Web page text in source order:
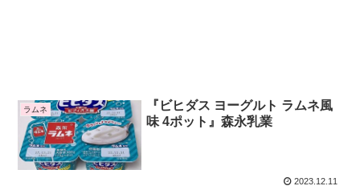
ラムネ
『ビヒダス ヨーグルト ラムネ風
味 4ポット』森永乳業
2023.12.11